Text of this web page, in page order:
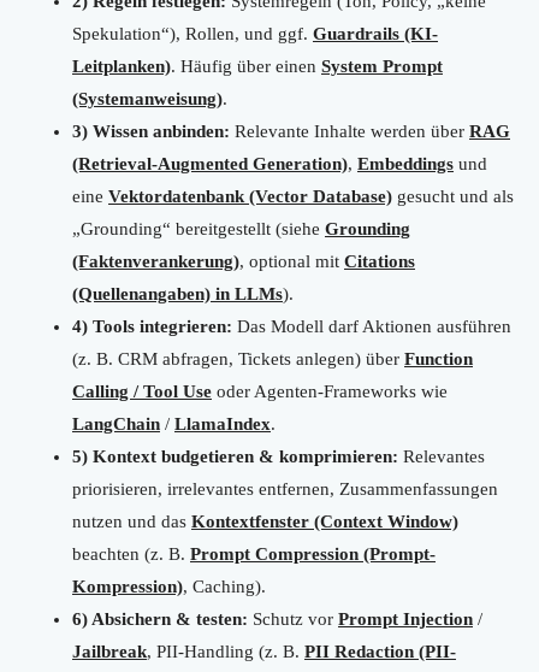
Spekulation“), Rollen, und ggf. Guardrails (KI-
Leitplanken). Häufig über einen System Prompt
(Systemanweisung).
3) Wissen anbinden: Relevante Inhalte werden über RAG
(Retrieval-Augmented Generation), Embeddings und
eine Vektordatenbank (Vector Database) gesucht und als
„Grounding“ bereitgestellt (siehe Grounding
(Faktenverankerung), optional mit Citations
(Quellenangaben) in LLMs).
4) Tools integrieren: Das Modell darf Aktionen ausführen
(z. B. CRM abfragen, Tickets anlegen) über Function
Calling / Tool Use oder Agenten-Frameworks wie
LangChain / LlamaIndex.
5) Kontext budgetieren & komprimieren: Relevantes
priorisieren, irrelevantes entfernen, Zusammenfassungen
nutzen und das Kontextfenster (Context Window)
beachten (z. B. Prompt Compression (Prompt-
Kompression), Caching).
6) Absichern & testen: Schutz vor Prompt Injection /
Jailbreak, PII-Handling (z. B. PII Redaction (PII-